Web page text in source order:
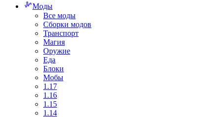
Моды
Все моды
Сборки модов
Транспорт
Магия
Оружие
Еда
Блоки
Мобы
1.17
1.16
1.15
1.14